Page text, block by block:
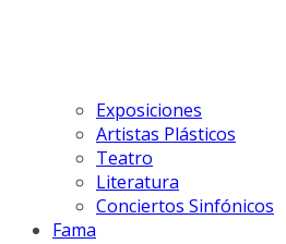
Exposiciones
Artistas Plásticos
Teatro
Literatura
Conciertos Sinfónicos
Fama